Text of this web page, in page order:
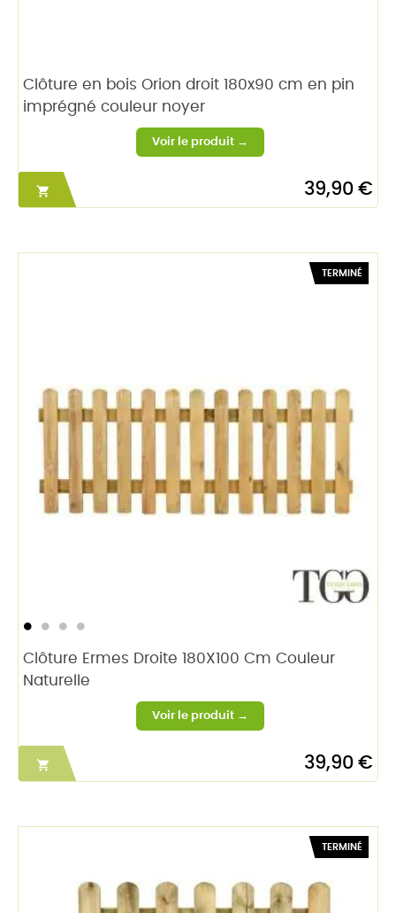
Clôture en bois Orion droit 180x90 cm en pin
imprégné couleur noyer
 39,90 €
TERMINÉ
Clôture Ermes Droite 180X100 Cm Couleur
Naturelle
 39,90 €
TERMINÉ